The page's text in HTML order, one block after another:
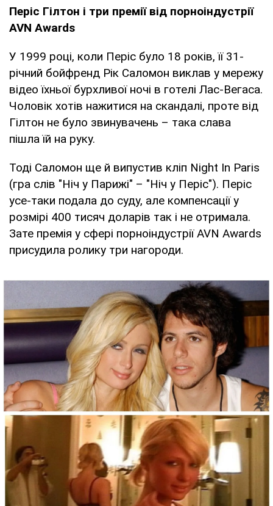
Періс Гілтон і три премії від порноіндустрії
AVN Awards
У 1999 році, коли Періс було 18 років, її 31-
річний бойфренд Рік Саломон виклав у мережу
відео їхньої бурхливої ночі в готелі Лас-Вегаса.
Чоловік хотів нажитися на скандалі, проте від
Гілтон не було звинувачень – така слава
пішла їй на руку.
Тоді Саломон ще й випустив кліп Night In Paris
(гра слів "Ніч у Парижі" – "Ніч у Періс"). Періс
усе-таки подала до суду, але компенсації у
розмірі 400 тисяч доларів так і не отримала.
Зате премія у сфері порноіндустрії AVN Awards
присудила ролику три нагороди.